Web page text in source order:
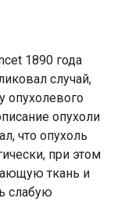
1890 года
случай,
опухоли
что опухоль
при этом
ткань и
слабую